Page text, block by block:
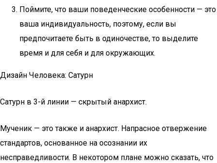
Поймите, что ваши поведенческие особенности — это
ваша индивидуальность, поэтому, если вы
предпочитаете быть в одиночестве, то выделите
время и для себя и для окружающих.
Дизайн Человека: Сатурн
Сатурн в 3-й линии — скрытый анархист.
Мученик — это также и анархист. Напрасное отвержение
стандартов, основанное на осознании их
несправедливости. В некотором плане можно сказать, что